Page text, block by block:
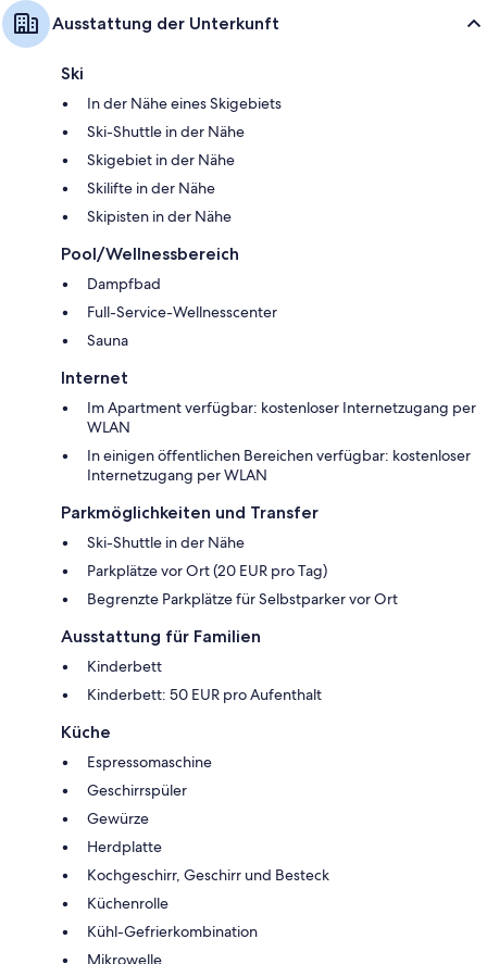
Ausstattung der Unterkunft
Ski
In der Nähe eines Skigebiets
Ski-Shuttle in der Nähe
Skigebiet in der Nähe
Skilifte in der Nähe
Skipisten in der Nähe
Pool/Wellnessbereich
Dampfbad
Full-Service-Wellnesscenter
Sauna
Internet
Im Apartment verfügbar: kostenloser Internetzugang per
WLAN
In einigen öffentlichen Bereichen verfügbar: kostenloser
Internetzugang per WLAN
Parkmöglichkeiten und Transfer
Ski-Shuttle in der Nähe
Parkplätze vor Ort (20 EUR pro Tag)
Begrenzte Parkplätze für Selbstparker vor Ort
Ausstattung für Familien
Kinderbett
Kinderbett: 50 EUR pro Aufenthalt
Küche
Espressomaschine
Geschirrspüler
Gewürze
Herdplatte
Kochgeschirr, Geschirr und Besteck
Küchenrolle
Kühl-Gefrierkombination
Mikrowelle